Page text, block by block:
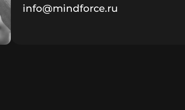
info@mindforce.ru